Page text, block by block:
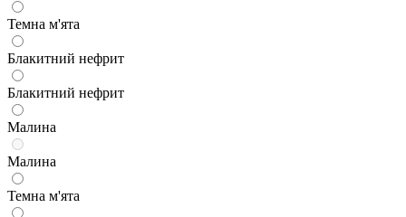
Темна м'ята
Блакитний нефрит
Блакитний нефрит
Малина
Малина
Темна м'ята